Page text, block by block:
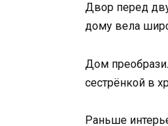
Двор перед
дому вела
Дом
сестрёнкой в
Раньше